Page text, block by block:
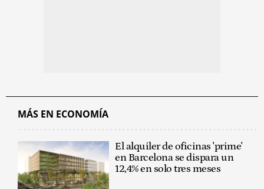
MÁS EN ECONOMÍA
El alquiler de oficinas 'prime'
en Barcelona se dispara un
12,4% en solo tres meses